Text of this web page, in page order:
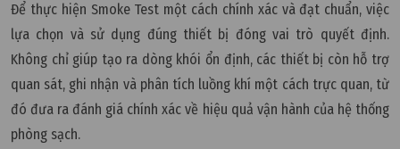
Để thực hiện Smoke Test một cách chính xác và đạt chuẩn, việc
lựa chọn và sử dụng đúng thiết bị đóng vai trò quyết định.
Không chỉ giúp tạo ra dòng khói ổn định, các thiết bị còn hỗ trợ
quan sát, ghi nhận và phân tích luồng khí một cách trực quan, từ
đó đưa ra đánh giá chính xác về hiệu quả vận hành của hệ thống
phòng sạch.